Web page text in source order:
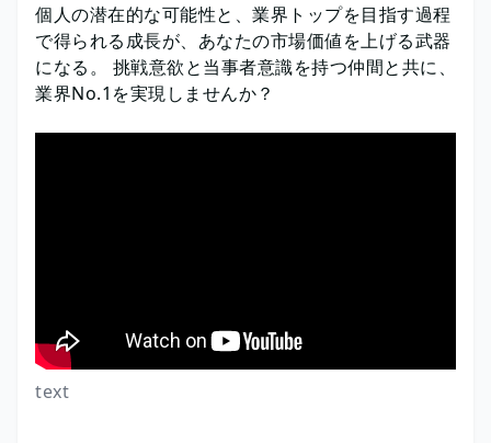
個人の潜在的な可能性と、業界トップを目指す過程
で得られる成長が、あなたの市場価値を上げる武器
になる。 挑戦意欲と当事者意識を持つ仲間と共に、
業界No.1を実現しませんか？
text